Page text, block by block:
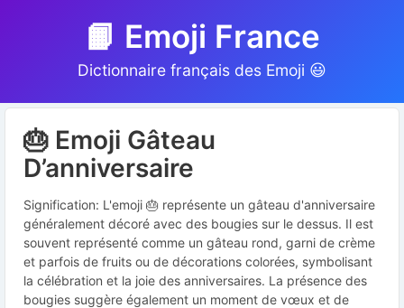
📙 Emoji France
Dictionnaire français des Emoji 😃
🎂 Emoji Gâteau
D’anniversaire
Signification: L'emoji 🎂 représente un gâteau d'anniversaire
généralement décoré avec des bougies sur le dessus. Il est
souvent représenté comme un gâteau rond, garni de crème
et parfois de fruits ou de décorations colorées, symbolisant
la célébration et la joie des anniversaires. La présence des
bougies suggère également un moment de vœux et de